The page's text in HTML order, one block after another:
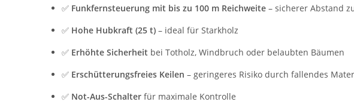
✅ Funkfernsteuerung mit bis zu 100 m Reichweite – sicherer Abstand
✅ Hohe Hubkraft (25 t) – ideal für Starkholz
✅ Erhöhte Sicherheit bei Totholz, Windbruch oder belaubten Bäumen
✅ Erschütterungsfreies Keilen – geringeres Risiko durch fallendes
✅ Not-Aus-Schalter für maximale Kontrolle